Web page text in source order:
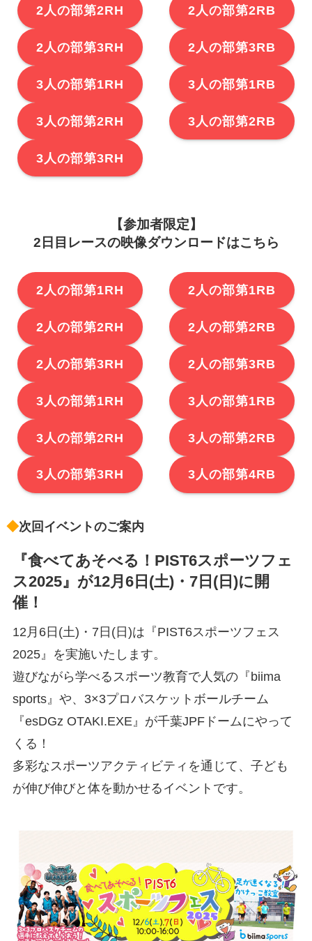
2人の部第2RH 2人の部第2RB
2人の部第3RH 2人の部第3RB
3人の部第1RH 3人の部第1RB
3人の部第2RH 3人の部第2RB
3人の部第3RH
【参加者限定】
2日目レースの映像ダウンロードはこちら
2人の部第1RH 2人の部第1RB
2人の部第2RH 2人の部第2RB
2人の部第3RH 2人の部第3RB
3人の部第1RH 3人の部第1RB
3人の部第2RH 3人の部第2RB
3人の部第3RH 3人の部第4RB
◆次回イベントのご案内
『食べてあそべる！PIST6スポーツフェ
ス2025』が12月6日(土)・7日(日)に開
催！
12月6日(土)・7日(日)は『PIST6スポーツフェス
2025』を実施いたします。
遊びながら学べるスポーツ教育で人気の『biima
sports』や、3×3プロバスケットボールチーム
『esDGz OTAKI.EXE』が千葉JPFドームにやって
くる！
多彩なスポーツアクティビティを通じて、子ども
が伸び伸びと体を動かせるイベントです。